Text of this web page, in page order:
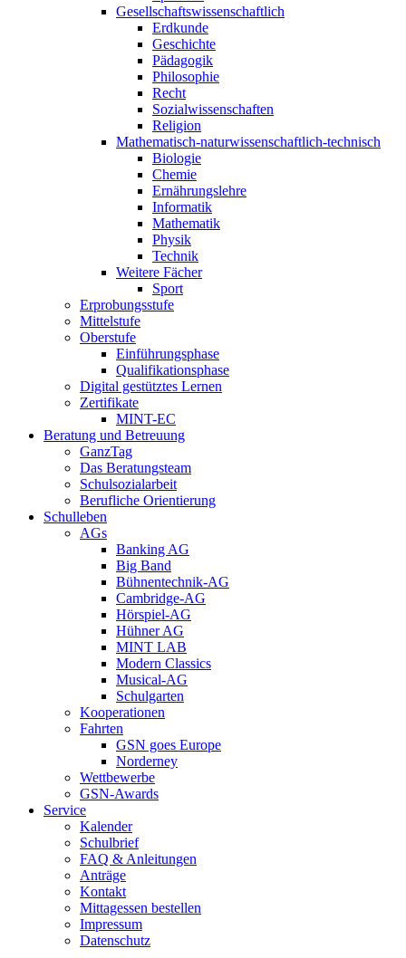
Gesellschaftswissenschaftlich
Erdkunde
Geschichte
Pädagogik
Philosophie
Recht
Sozialwissenschaften
Religion
Mathematisch-naturwissenschaftlich-technisch
Biologie
Chemie
Ernährungslehre
Informatik
Mathematik
Physik
Technik
Weitere Fächer
Sport
Erprobungsstufe
Mittelstufe
Oberstufe
Einführungsphase
Qualifikationsphase
Digital gestütztes Lernen
Zertifikate
MINT-EC
Beratung und Betreuung
GanzTag
Das Beratungsteam
Schulsozialarbeit
Berufliche Orientierung
Schulleben
AGs
Banking AG
Big Band
Bühnentechnik-AG
Cambridge-AG
Hörspiel-AG
Hühner AG
MINT LAB
Modern Classics
Musical-AG
Schulgarten
Kooperationen
Fahrten
GSN goes Europe
Norderney
Wettbewerbe
GSN-Awards
Service
Kalender
Schulbrief
FAQ & Anleitungen
Anträge
Kontakt
Mittagessen bestellen
Impressum
Datenschutz